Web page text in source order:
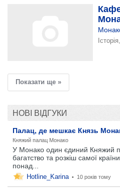
Показати ще »
НОВІ ВІДГУКИ
Палац, де мешкає Князь
Княжий палац Монако
У Монако один єдиний Княжий
багатство та розкіш самої
понад...
Hotline_Karina • 10 років тому